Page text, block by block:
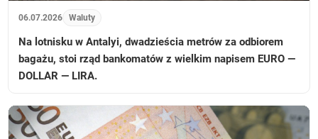
06.07.2026 Waluty
Na lotnisku w Antalyi, dwadzieścia metrów za odbiorem
bagażu, stoi rząd bankomatów z wielkim napisem EURO —
DOLLAR — LIRA.